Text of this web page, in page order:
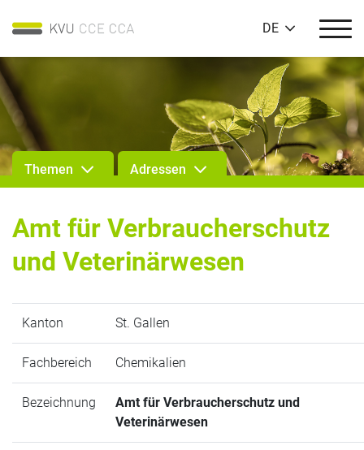
DE
Themen Adressen
Amt für Verbraucherschutz
und Veterinärwesen
Kanton St. Gallen
Fachbereich Chemikalien
Bezeichnung
Amt für Verbraucherschutz und
Veterinärwesen